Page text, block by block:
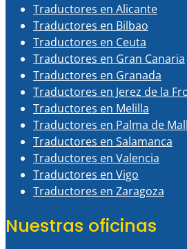
Traductores en Alicante
Traductores en Bilbao
Traductores en Ceuta
Traductores en Gran Canaria
Traductores en Granada
Traductores en Jerez de la
Traductores en Melilla
Traductores en Palma de
Traductores en Salamanca
Traductores en Valencia
Traductores en Vigo
Traductores en Zaragoza
Nuestras oficinas